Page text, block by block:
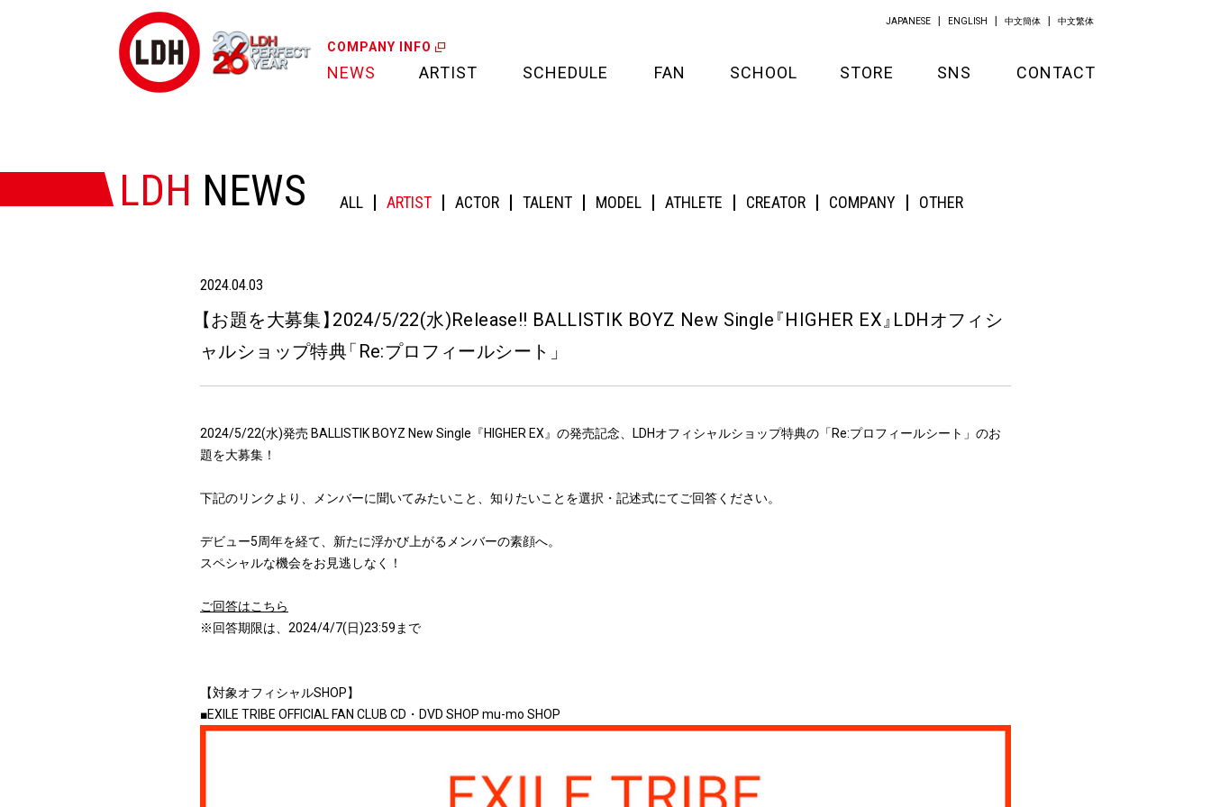
COMPANY INFO
NEWS ARTIST SCHEDULE FAN
MEDIA
SCHOOL STORE
KITCHEN
SNS CONTACT
JAPANESE ENGLISH 中文簡体 中文繁体
LDH NEWS ALL ARTIST ACTOR TALENT MODEL ATHLETE CREATOR COMPANY OTHER
2024.04.03
【お題を大募集 】2024/5/22(水)Release!! BALLISTIK BOYZ New Single『HIGHER EX』LDHオフィシ
ャルショップ特典「 Re:プロフィールシート 」
2024/5/22(水)発売 BALLISTIK BOYZ New Single『HIGHER EX』の発売記念、LDHオフィシャルショップ特典の「Re:プロフィールシート」のお
題を大募集！
下記のリンクより、メンバーに聞いてみたいこと、知りたいことを選択・記述式にてご回答ください。
デビュー5周年を経て、新たに浮かび上がるメンバーの素顔へ。
スペシャルな機会をお見逃しなく！
ご回答はこちら
※回答期限は、2024/4/7(日)23:59まで
【対象オフィシャルSHOP】
■EXILE TRIBE OFFICIAL FAN CLUB CD・DVD SHOP mu-mo SHOP